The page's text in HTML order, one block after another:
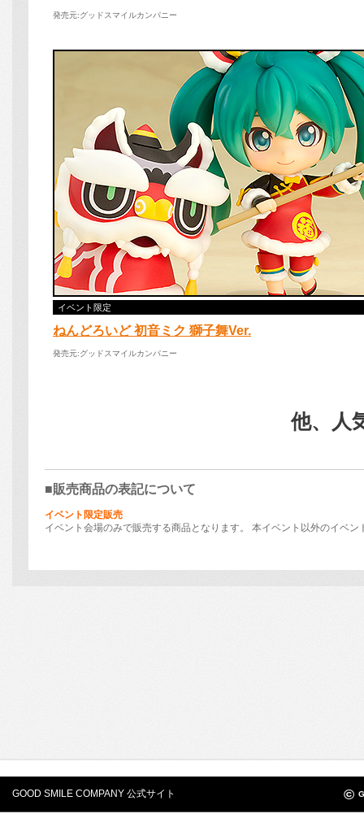
■販売商品の表記について
イベント限定販売
イベント会場のみで販売する商品となります。 本イベント以外のイベ
GOOD SMILE COMPANY 公式サイト ©